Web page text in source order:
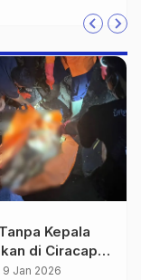
SNBP atau UTBK?
KIP Kuliah
Jadi Peluang
31 Mar 2026